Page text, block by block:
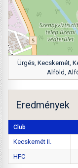
Ürgés, Kecskemét,
Alföld,
Eredmények
Club
Kecskemét II.
HFC